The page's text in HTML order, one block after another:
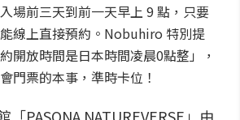
場前三天到前一天早上 9 點，只要
線上直接預約。Nobuhiro 特別提
開放時間是日本時間凌晨0點整」，
門票的本事，準時卡位！